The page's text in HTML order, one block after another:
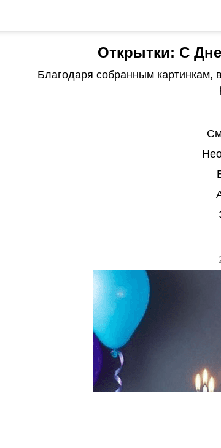
Открытки: С
Благодаря собранным картинкам,